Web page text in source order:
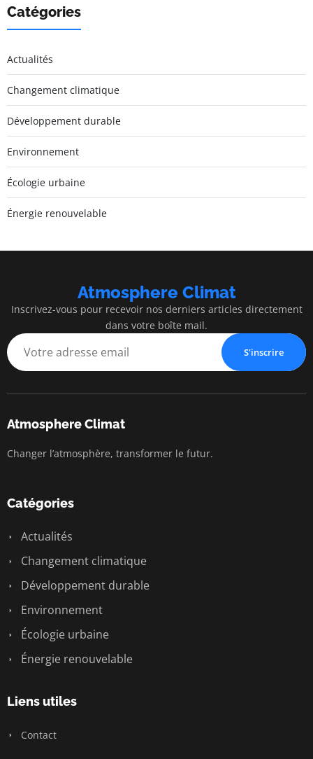
Catégories
Actualités
Changement climatique
Développement durable
Environnement
Écologie urbaine
Énergie renouvelable
Atmosphere Climat
Inscrivez-vous pour recevoir nos derniers articles directement
dans votre boîte mail.
S'inscrire
Atmosphere Climat
Changer l’atmosphère, transformer le futur.
Catégories
Actualités
Changement climatique
Développement durable
Environnement
Écologie urbaine
Énergie renouvelable
Liens utiles
Contact